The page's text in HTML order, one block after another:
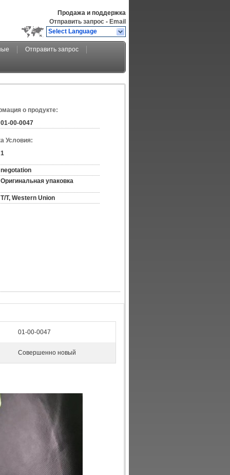
Продажа и поддержка
Отправить запрос - Email
Select Language
Отправить запрос
о продукте:
01-00-0047
Условия:
1
negotation
Оригинальная упаковка
T/T, Western Union
01-00-0047
Совершенно новый